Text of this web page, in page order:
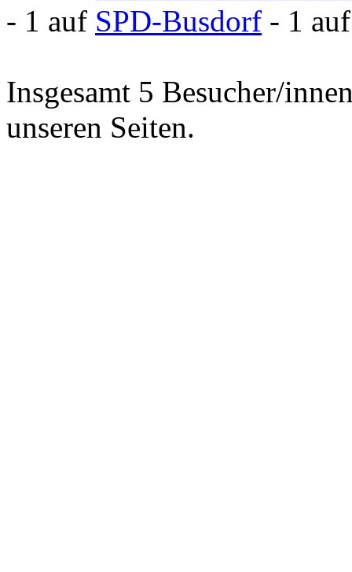
- 1 auf SPD-Busdorf - 1
Insgesamt 5 Besucher/
unseren Seiten.